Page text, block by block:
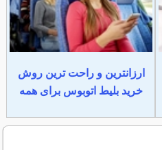
ارزانترین و راحت ترین روش
خرید بلیط اتوبوس برای همه